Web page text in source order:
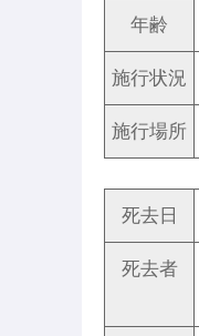
年齢
施行状況
施行場所
死去日
死去者